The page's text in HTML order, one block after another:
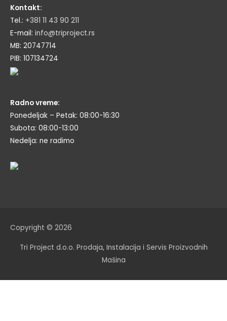
Kontakt:
Tel.: +381 11 43 90 211
E-mail: info@triproject.rs
MB: 20747714
PIB: 107134724
Radno vreme:
Ponedeljak – Petak: 08:00-16:30
Subota: 08:00-13:00
Nedelja: ne radimo
Copyright © 2026
Tri Project d.o.o. Prodaja, Instalacija i Servis Proizvodnih
Mašina